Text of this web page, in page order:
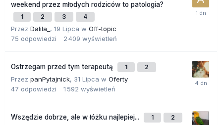
weekend przez młodych rodziców to patologia?
1 2 3 4
Przez Dalila_ , 19 Lipca w Off-topic
75 odpowiedzi 2 409 wyświetleń
Ostrzegam przed tym terapeutą 1 2
Przez panPytajnick, 31 Lipca w Oferty
47 odpowiedzi 1 592 wyświetleń
Wszędzie dobrze, ale w łóżku najlepiej... 1 2